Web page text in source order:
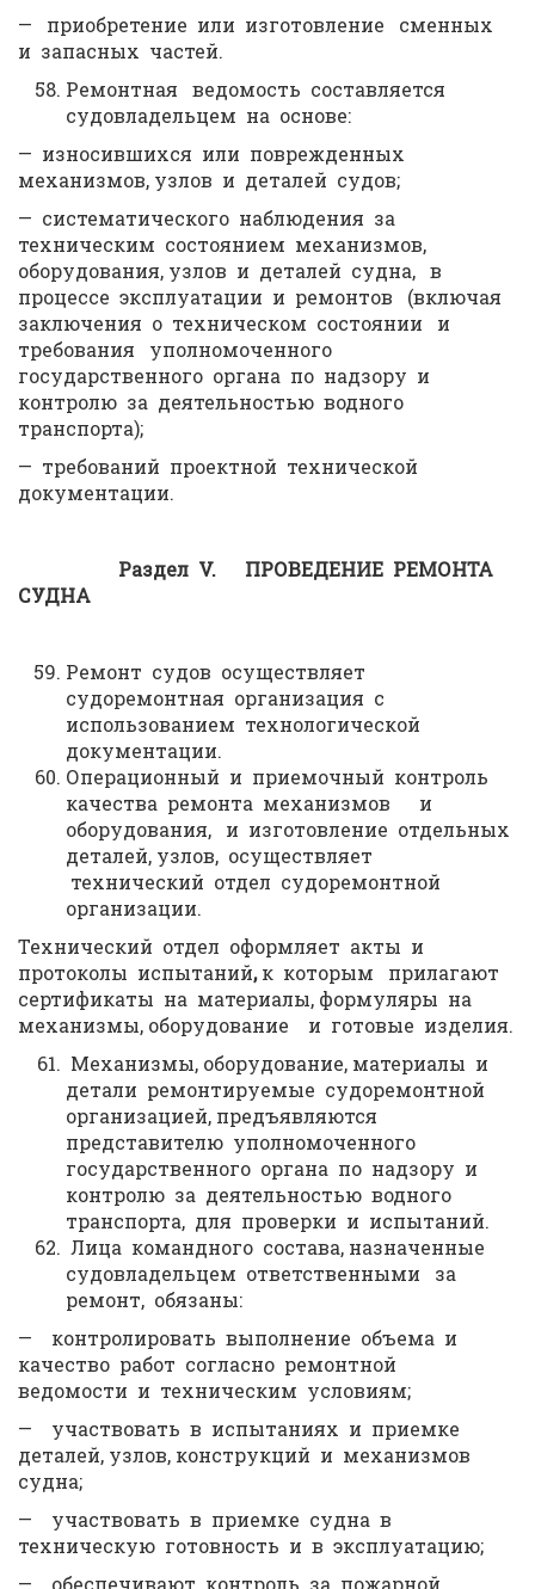
— приобретение или изготовление сменных
и запасных частей.
Ремонтная ведомость составляется
судовладельцем на основе:
— износившихся или поврежденных
механизмов, узлов и деталей судов;
— систематического наблюдения за
техническим состоянием механизмов,
оборудования, узлов и деталей судна, в
процессе эксплуатации и ремонтов (включая
заключения о техническом состоянии и
требования уполномоченного
государственного органа по надзору и
контролю за деятельностью водного
транспорта);
— требований проектной технической
документации.
Раздел V. ПРОВЕДЕНИЕ РЕМОНТА
СУДНА
Ремонт судов осуществляет
судоремонтная организация с
использованием технологической
документации.
Операционный и приемочный контроль
качества ремонта механизмов и
оборудования, и изготовление отдельных
деталей, узлов, осуществляет
технический отдел судоремонтной
организации.
Технический отдел оформляет акты и
протоколы испытаний,к которым прилагают
сертификаты на материалы, формуляры на
механизмы, оборудование и готовые изделия.
Механизмы, оборудование, материалы и
детали ремонтируемые судоремонтной
организацией, предъявляются
представителю уполномоченного
государственного органа по надзору и
контролю за деятельностью водного
транспорта, для проверки и испытаний.
Лица командного состава, назначенные
судовладельцем ответственными за
ремонт, обязаны:
— контролировать выполнение объема и
качество работ согласно ремонтной
ведомости и техническим условиям;
— участвовать в испытаниях и приемке
деталей, узлов, конструкций и механизмов
судна;
— участвовать в приемке судна в
техническую готовность и в эксплуатацию;
— обеспечивают контроль за пожарной